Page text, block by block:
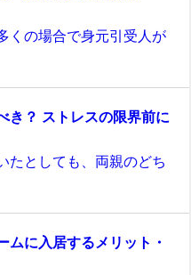
くの場合で身元引受人が
き？ ストレスの限界前に
たとしても、両親のどち
ムに入居するメリット・